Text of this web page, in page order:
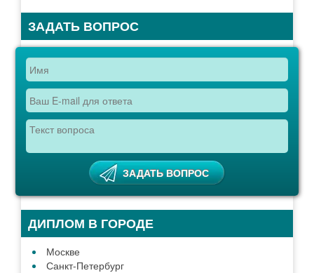
ЗАДАТЬ ВОПРОС
ДИПЛОМ В ГОРОДЕ
Москве
Санкт-Петербург